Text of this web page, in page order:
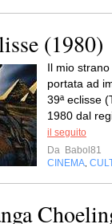
(1980)
Il mio
portata ad
39ª eclisse
1980 dal
il seguito
Da Babol81
CINEMA,